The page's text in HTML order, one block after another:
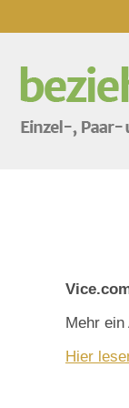
Mehr
Hier